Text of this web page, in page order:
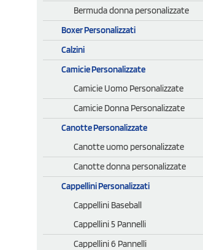
Bermuda donna personalizzate
Boxer Personalizzati
Calzini
Camicie Personalizzate
Camicie Uomo Personalizzate
Camicie Donna Personalizzate
Canotte Personalizzate
Canotte uomo personalizzate
Canotte donna personalizzate
Cappellini Personalizzati
Cappellini Baseball
Cappellini 5 Pannelli
Cappellini 6 Pannelli